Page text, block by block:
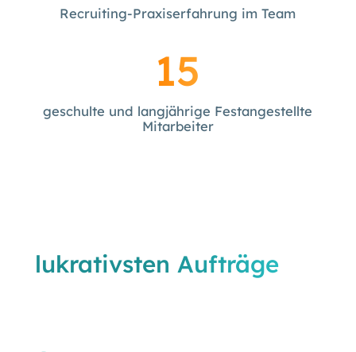
Recruiting-Praxiserfahrung im Team
15
geschulte und langjährige Festangestellte
Mitarbeiter
lukrativsten Aufträge